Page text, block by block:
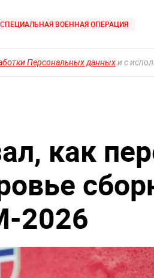
СПЕЦИАЛЬНАЯ ВОЕННАЯ ОПЕРАЦИЯ
Персональных данныхи с
как
2026